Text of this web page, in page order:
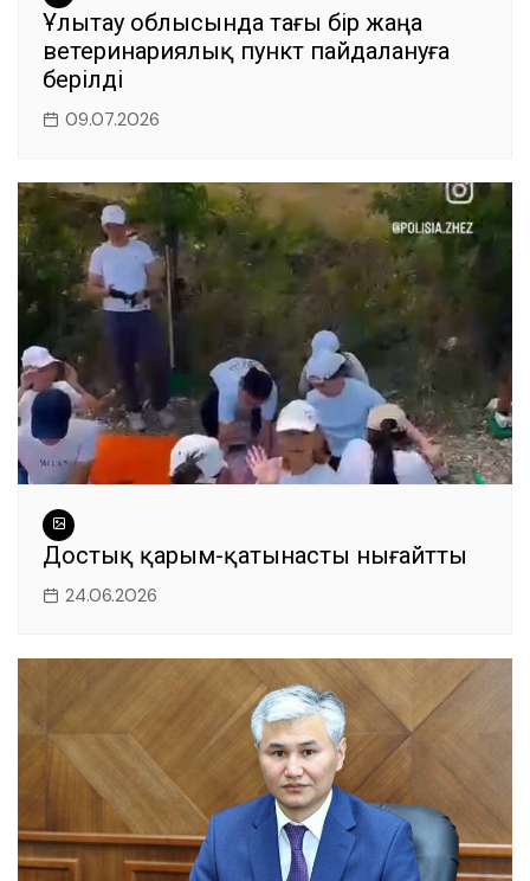
Ұлытау облысында тағы бір жаңа
ветеринариялық пункт пайдалануға
берілді
09.07.2026
Достық қарым-қатынасты нығайтты
24.06.2026